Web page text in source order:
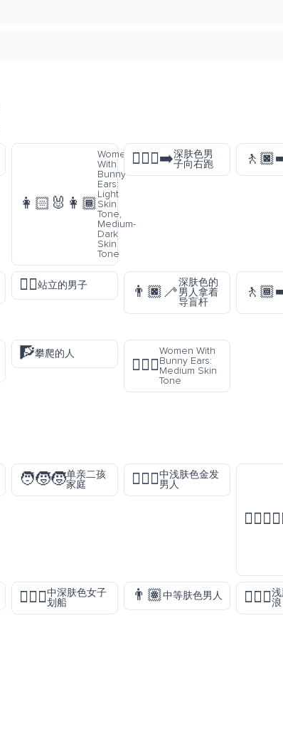
👩🏻‍🐰‍👩🏾
Women
With
Bunny
Ears:
Light
Skin
Tone,
Medium-
Dark
Skin
Tone
🏃🏿‍♂️‍➡️深肤色男
子向右跑
🧍‍♂️站立的男子 👨🏿‍🦯
深肤色的
男人拿着
导盲杆
🧗攀爬的人
👯🏽‍♀️
Women With
Bunny Ears:
Medium Skin
Tone
🧑‍🧒‍🧒单亲二孩
家庭
👱🏼‍♂️中浅肤色金发
男人
🚣🏾‍♀️中深肤色女子
划船
👨🏽中等肤色男人 🏄🏻‍♀️浪